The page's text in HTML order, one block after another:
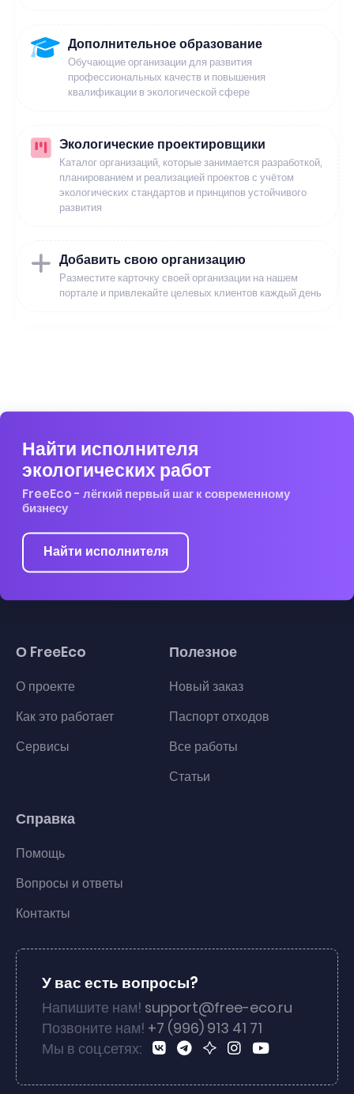
Дополнительное образование
Обучающие организации для развития
профессиональных качеств и повышения
квалификации в экологической сфере
Экологические проектировщики
Каталог организаций, которые занимается разработкой,
планированием и реализацией проектов с учётом
экологических стандартов и принципов устойчивого
развития
Добавить свою организацию
Разместите карточку своей организации на нашем
портале и привлекайте целевых клиентов каждый день
Найти исполнителя
экологических работ
FreeEco - лёгкий первый шаг к современному
бизнесу
Найти исполнителя
О FreeEco
О проекте
Как это работает
Сервисы
Полезное
Новый заказ
Паспорт отходов
Все работы
Статьи
Справка
Помощь
Вопросы и ответы
Контакты
У вас есть вопросы?
Напишите нам! support@free-eco.ru
Позвоните нам! +7 (996) 913 41 71
Мы в соц.сетях: